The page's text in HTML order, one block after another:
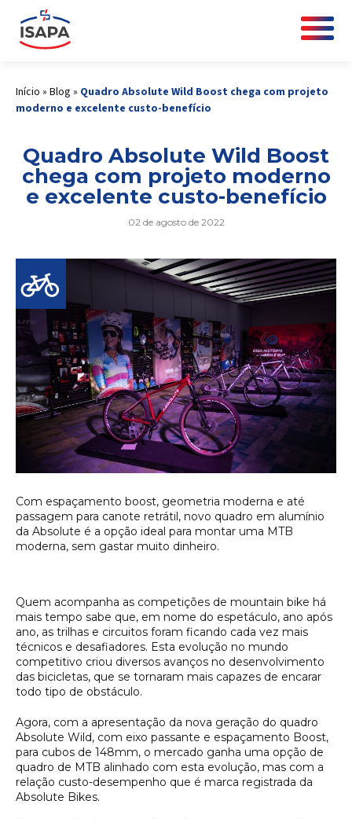
Início » Blog » Quadro Absolute Wild Boost chega com projeto
moderno e excelente custo-benefício
Quadro Absolute Wild Boost
chega com projeto moderno
e excelente custo-benefício
02 de agosto de 2022
Com espaçamento boost, geometria moderna e até
passagem para canote retrátil, novo quadro em alumínio
da Absolute é a opção ideal para montar uma MTB
moderna, sem gastar muito dinheiro.
Quem acompanha as competições de mountain bike há
mais tempo sabe que, em nome do espetáculo, ano após
ano, as trilhas e circuitos foram ficando cada vez mais
técnicos e desafiadores. Esta evolução no mundo
competitivo criou diversos avanços no desenvolvimento
das bicicletas, que se tornaram mais capazes de encarar
todo tipo de obstáculo.
Agora, com a apresentação da nova geração do quadro
Absolute Wild, com eixo passante e espaçamento Boost,
para cubos de 148mm, o mercado ganha uma opção de
quadro de MTB alinhado com esta evolução, mas com a
relação custo-desempenho que é marca registrada da
Absolute Bikes.